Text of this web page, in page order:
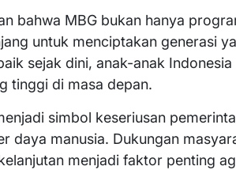
bahwa MBG bukan hanya
untuk menciptakan generasi
sejak dini, anak-anak
tinggi di masa depan.
simbol keseriusan
daya manusia. Dukungan
menjadi faktor penting